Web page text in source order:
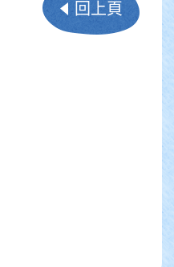
回上頁